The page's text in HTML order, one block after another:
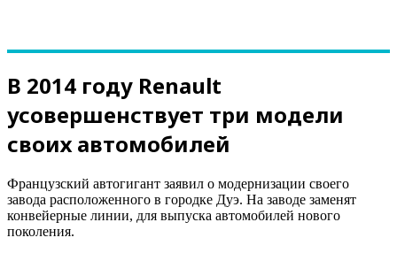
В 2014 году Renault
усовершенствует три модели
своих автомобилей
Французский автогигант заявил о модернизации своего
завода расположенного в городке Дуэ. На заводе заменят
конвейерные линии, для выпуска автомобилей нового
поколения.